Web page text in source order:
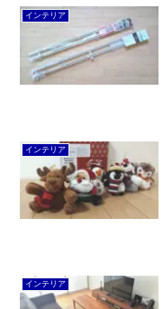
インテリア
インテリア
インテリア